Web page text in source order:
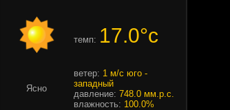
темп: 17.0°c
Ясно
ветер: 1 м/с юго -
западный
давление: 748.0 мм.р.с.
влажность: 100.0%